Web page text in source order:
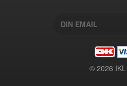
© 2026